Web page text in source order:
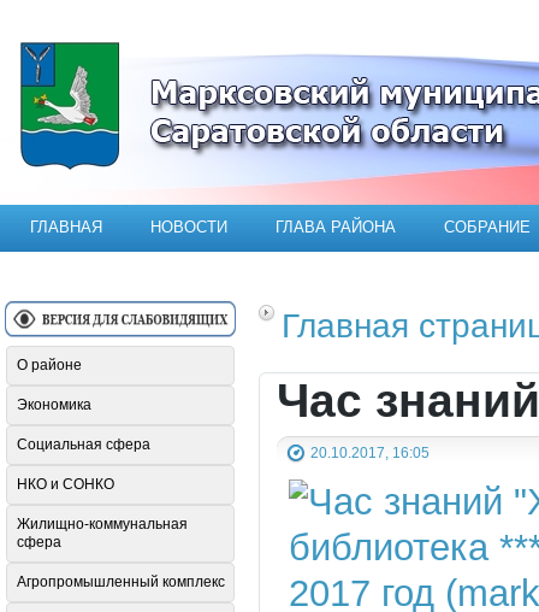
Официальный сайт Марксовского
ГЛАВНАЯ НОВОСТИ ГЛАВА РАЙОНА СОБРАНИЕ
Главная
Час
20.10.2017, 16:05
О районе
Экономика
Социальная сфера
НКО и СОНКО
Жилищно-коммунальная
сфера
Агропромышленный комплекс